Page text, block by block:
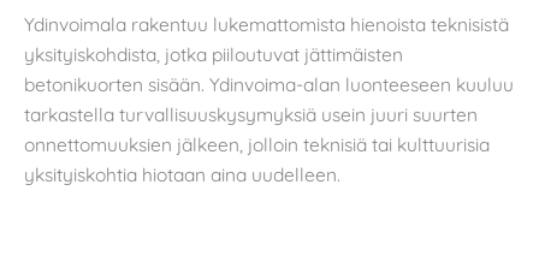
Ydinvoimala rakentuu lukemattomista hienoista teknisistä
yksityiskohdista, jotka piiloutuvat jättimäisten
betonikuorten sisään. Ydinvoima-alan luonteeseen kuuluu
tarkastella turvallisuuskysymyksiä usein juuri suurten
onnettomuuksien jälkeen, jolloin teknisiä tai kulttuurisia
yksityiskohtia hiotaan aina uudelleen.